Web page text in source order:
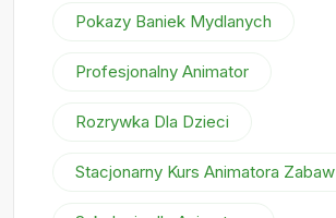
Pokazy Baniek Mydlanych
Profesjonalny Animator
Rozrywka Dla Dzieci
Stacjonarny Kurs Animatora Zabaw